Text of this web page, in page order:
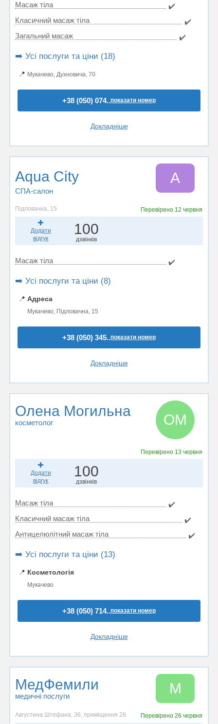
Масаж тіла
✔️
Класичний масаж тіла
✔️
Загальний масаж
✔️
➡️ Усі послуги та ціни (18)
📍 Мукачево, Духновича, 70
+38 (050) 074..показати номер
Докладніше
Aqua City
СПА-салон
A
Підловачна, 15 Перевірено 12 червня
Додати
відгук
100
дзвінків
Масаж тіла ✔️
➡️ Усі послуги та ціни (8)
📍 Адреса
Мукачево, Підловачна, 15
+38 (050) 345..показати номер
Докладніше
Олена Могильна
косметолог ОМ
Перевірено 13 червня
Додати
відгук
100
дзвінків
Масаж тіла
✔️
Класичний масаж тіла
✔️
Антицелюлітний масаж тіла
✔️
➡️ Усі послуги та ціни (13)
📍 Косметологія
Мукачево
+38 (050) 714..показати номер
Докладніше
МедФемили
медичні послуги М
Августина Штефана, 36, приміщення 28 Перевірено26 червня